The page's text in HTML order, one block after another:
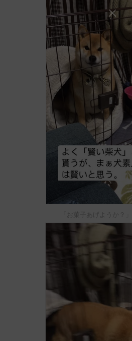
「お菓子あげようか？